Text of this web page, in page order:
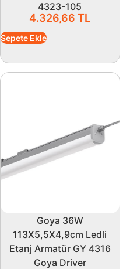
4323-105
4.326,66 TL
Sepete Ekle
Goya 36W
113X5,5X4,9cm Ledli
Etanj Armatür GY 4316
Goya Driver